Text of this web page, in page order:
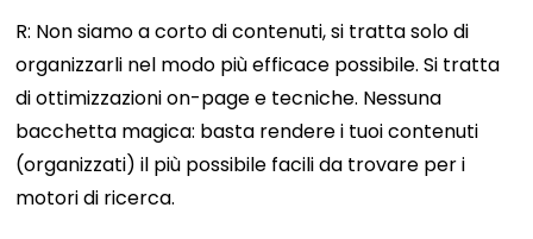
R: Non siamo a corto di contenuti, si tratta solo di
organizzarli nel modo più efficace possibile. Si tratta
di ottimizzazioni on-page e tecniche. Nessuna
bacchetta magica: basta rendere i tuoi contenuti
(organizzati) il più possibile facili da trovare per i
motori di ricerca.